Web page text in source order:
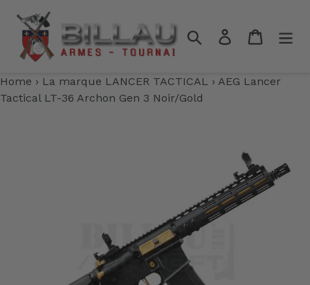
contenu
RechercherSe connecter
Panier
Home › La marque LANCER TACTICAL › AEG Lancer
Tactical LT-36 Archon Gen 3 Noir/Gold